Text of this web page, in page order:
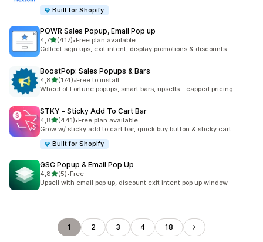
Built for Shopify
POWR Sales Popup, Email Pop up
4,7/ 5 tähteä
(417)
417 arvostelua yhteensä
•Free plan available
Collect sign ups, exit intent, display promotions & discounts
BoostPop: Sales Popups & Bars
4,8/ 5 tähteä
(174)
174 arvostelua yhteensä
•Free to install
Wheel of Fortune popups, smart bars, upsells - capped pricing
STKY ‑ Sticky Add To Cart Bar
4,8/ 5 tähteä
(441)
441 arvostelua yhteensä
•Free plan available
Grow w/ sticky add to cart bar, quick buy button & sticky cart
Built for Shopify
GSC Popup & Email Pop Up
4,8/ 5 tähteä
(5)
5 arvostelua yhteensä
•Free
Upsell with email pop up, discount exit intent pop up window
1 2 3 4 18